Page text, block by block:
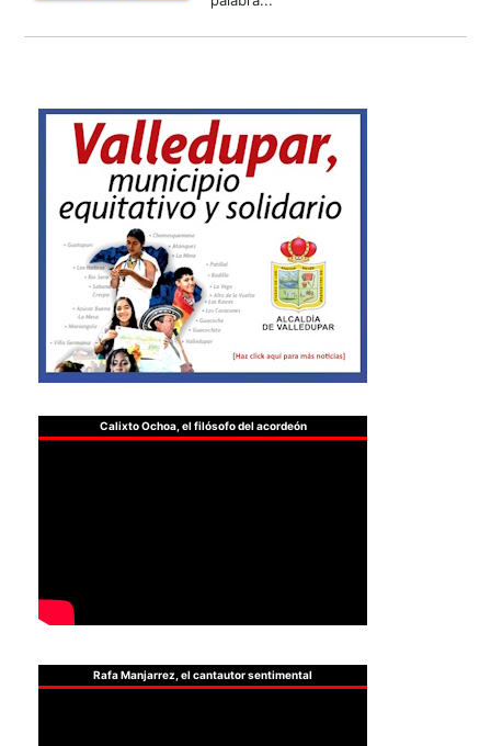
Calixto Ochoa, el filósofo del acordeón
Rafa Manjarrez, el cantautor sentimental